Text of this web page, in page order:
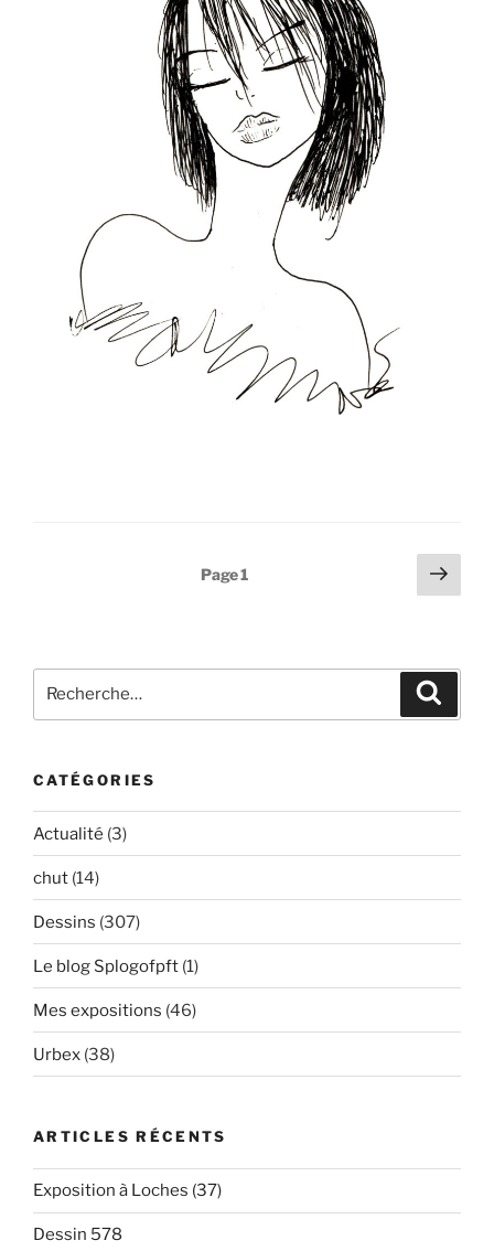
Page1
Page
pour
CATÉGORIES
Actualité (3)
chut (14)
Dessins (307)
Le blog Splogofpft (1)
Mes expositions (46)
Urbex (38)
ARTICLES RÉCENTS
Exposition à Loches (37)
Dessin 578